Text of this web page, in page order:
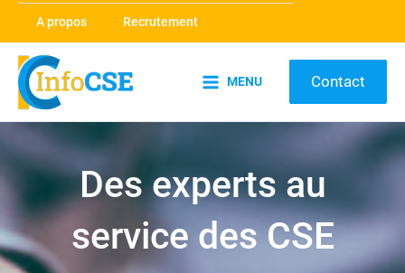
Aller
contenu
A propos Recrutement
MENU Contact
Des experts au
service des CSE